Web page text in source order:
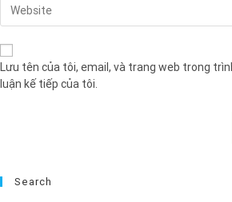
Lưu tên của tôi, email, và trang web trong
luận kế tiếp của tôi.
Search